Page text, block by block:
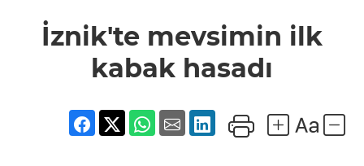
hasadı
İznik'te mevsimin ilk
kabak hasadı